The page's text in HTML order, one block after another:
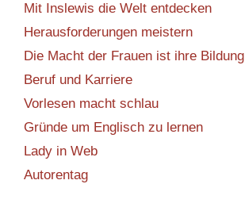
Mit Inslewis die Welt entdecken
Herausforderungen meistern
Die Macht der Frauen ist ihre Bildung
Beruf und Karriere
Vorlesen macht schlau
Gründe um Englisch zu lernen
Lady in Web
Autorentag